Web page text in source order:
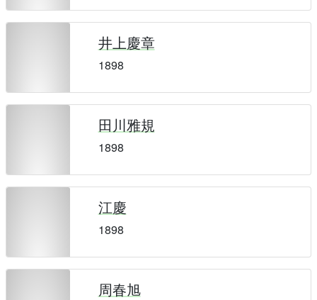
井上慶章
1898
田川雅規
1898
江慶
1898
周春旭